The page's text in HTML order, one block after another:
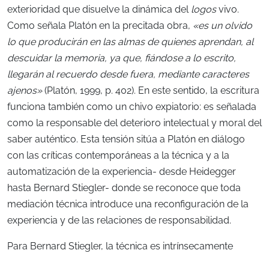
exterioridad que disuelve la dinámica del logosvivo.
Como señala Platón en la precitada obra, «es un olvido
lo que producirán en las almas de quienes aprendan, al
descuidar la memoria, ya que, fiándose a lo escrito,
llegarán al recuerdo desde fuera, mediante caracteres
ajenos»(Platón, 1999, p. 402). En este sentido, la escritura
funciona también como un chivo expiatorio: es señalada
como la responsable del deterioro intelectual y moral del
saber auténtico. Esta tensión sitúa a Platón en diálogo
con las críticas contemporáneas a la técnica y a la
automatización de la experiencia- desde Heidegger
hasta Bernard Stiegler- donde se reconoce que toda
mediación técnica introduce una reconfiguración de la
experiencia y de las relaciones de responsabilidad.
Para Bernard Stiegler, la técnica es intrínsecamente